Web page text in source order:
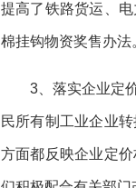
提高了铁路货运、
棉挂钩物资奖售办
3、落实企业定
民所有制工业企业
方面都反映企业定